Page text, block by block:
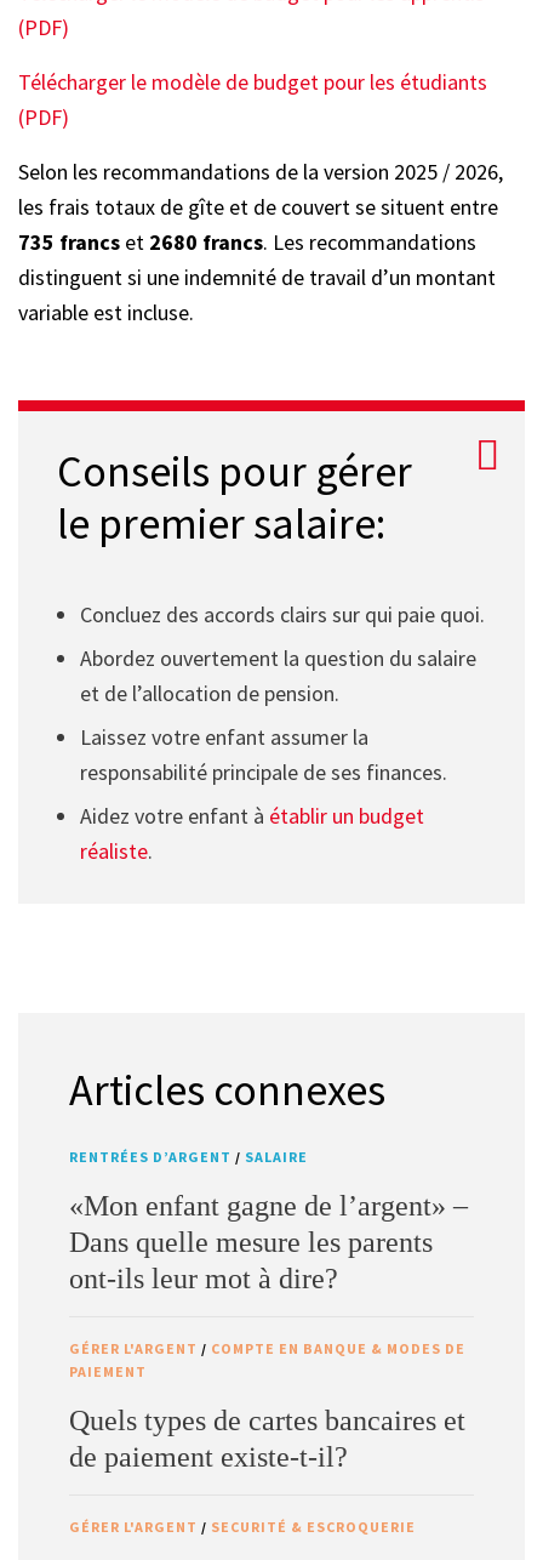
(PDF)
Télécharger le modèle de budget pour les étudiants
(PDF)
Selon les recommandations de la version 2025 / 2026,
les frais totaux de gîte et de couvert se situent entre
735 francs et 2680 francs. Les recommandations
distinguent si une indemnité de travail d’un montant
variable est incluse.
Conseils pour gérer
le premier salaire:
Concluez des accords clairs sur qui paie quoi.
Abordez ouvertement la question du salaire
et de l’allocation de pension.
Laissez votre enfant assumer la
responsabilité principale de ses finances.
Aidez votre enfant à établir un budget
réaliste.
Articles connexes
RENTRÉES D’ARGENT / SALAIRE
«Mon enfant gagne de l’argent» –
Dans quelle mesure les parents
ont-ils leur mot à dire?
GÉRER L'ARGENT / COMPTE EN BANQUE & MODES DE
PAIEMENT
Quels types de cartes bancaires et
de paiement existe-t-il?
GÉRER L'ARGENT / SECURITÉ & ESCROQUERIE